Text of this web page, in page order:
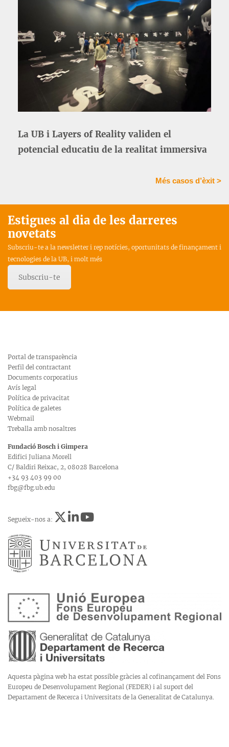
La UB i Layers of Reality validen el
potencial educatiu de la realitat immersiva
Més casos d’èxit >
Estigues al dia de les darreres
novetats
Subscriu-te a la newsletter i rep notícies, oportunitats de finançament i
tecnologies de la UB, i molt més
Subscriu-te
Portal de transparència
Perfil del contractant
Documents corporatius
Avís legal
Política de privacitat
Política de galetes
Webmail
Treballa amb nosaltres
Fundació Bosch i Gimpera
Edifici Juliana Morell
C/ Baldiri Reixac, 2, 08028 Barcelona
+34 93 403 99 00
fbg@fbg.ub.edu
Segueix-nos a:
Aquesta pàgina web ha estat possible gràcies al cofinançament del Fons
Europeu de Desenvolupament Regional (FEDER) i al suport del
Departament de Recerca i Universitats de la Generalitat de Catalunya.